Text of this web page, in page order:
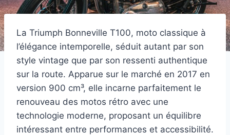
La Triumph Bonneville T100, moto classique à
l’élégance intemporelle, séduit autant par son
style vintage que par son ressenti authentique
sur la route. Apparue sur le marché en 2017 en
version 900 cm³, elle incarne parfaitement le
renouveau des motos rétro avec une
technologie moderne, proposant un équilibre
intéressant entre performances et accessibilité.